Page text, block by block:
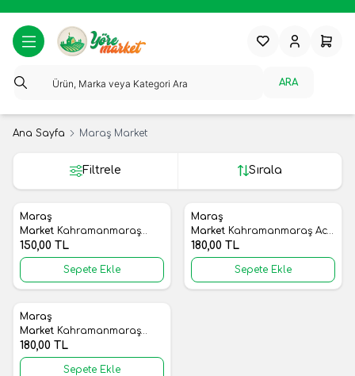
ARA
FavorilerimHesabım
Ana Sayfa Maraş Market
Filtrele Sırala
Yeni
Favorilere Ekle
Maraş
Market Kahramanmaraş
Domates Salçası
150,00 TL
Sepete Ekle
Yeni
Favorilere Ekle
Maraş
Market Kahramanmaraş Acı
Biber Salçası
180,00 TL
Sepete Ekle
Yeni
Favorilere Ekle
Maraş
Market Kahramanmaraş
180,00 TL
Sepete Ekle